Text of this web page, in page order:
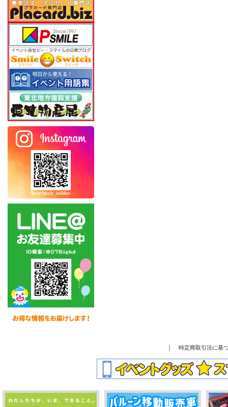
特定商取引法に基